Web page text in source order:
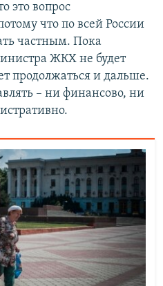
это вопрос
что по всей России
частным. Пока
ЖКХ не будет
продолжаться и дальше.
– ни финансово, ни